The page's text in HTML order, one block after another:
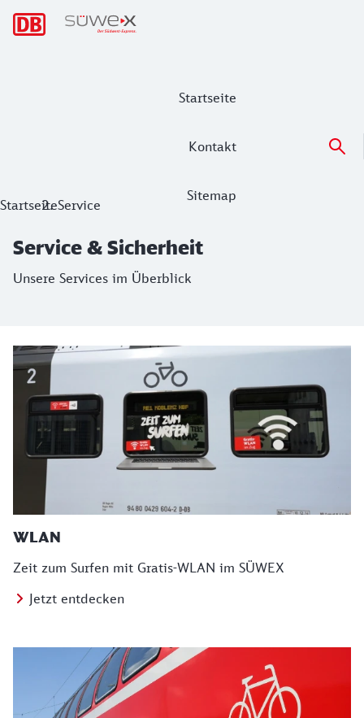
Startseite
Kontakt
Sitemap
Hauptnavigation
Service & Sicherheit
StartseiteService
Service & Sicherheit
Unsere Services im Überblick
WLAN
Zeit zum Surfen mit Gratis-WLAN im SÜWEX
Jetzt entdecken